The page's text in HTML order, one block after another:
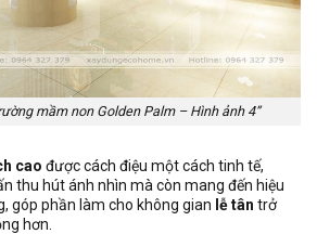
mầm non Golden Palm – Hình ảnh 4”
cao được cách điệu một cách tinh tế,
thu hút ánh nhìn mà còn mang đến hiệu
góp phần làm cho không gian lễ tân trở
hơn.